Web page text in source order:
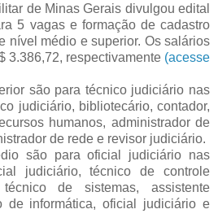
de Minas Gerais divulgou edital
5 vagas e formação de cadastro
nível médio e superior. Os salários
3.386,72, respectivamente (acesse
são para técnico judiciário nas
judiciário, bibliotecário, contador,
humanos, administrador de
de rede e revisor judiciário.
são para oficial judiciário nas
judiciário, técnico de controle
de sistemas, assistente
de informática, oficial judiciário e